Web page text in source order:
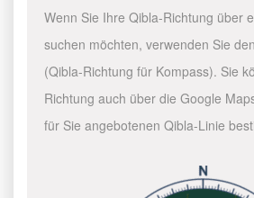
Wenn Sie Ihre Qibla-Richtung über
suchen möchten, verwenden Sie
(Qibla-Richtung für Kompass). Sie
Richtung auch über die Google
für Sie angebotenen Qibla-Linie